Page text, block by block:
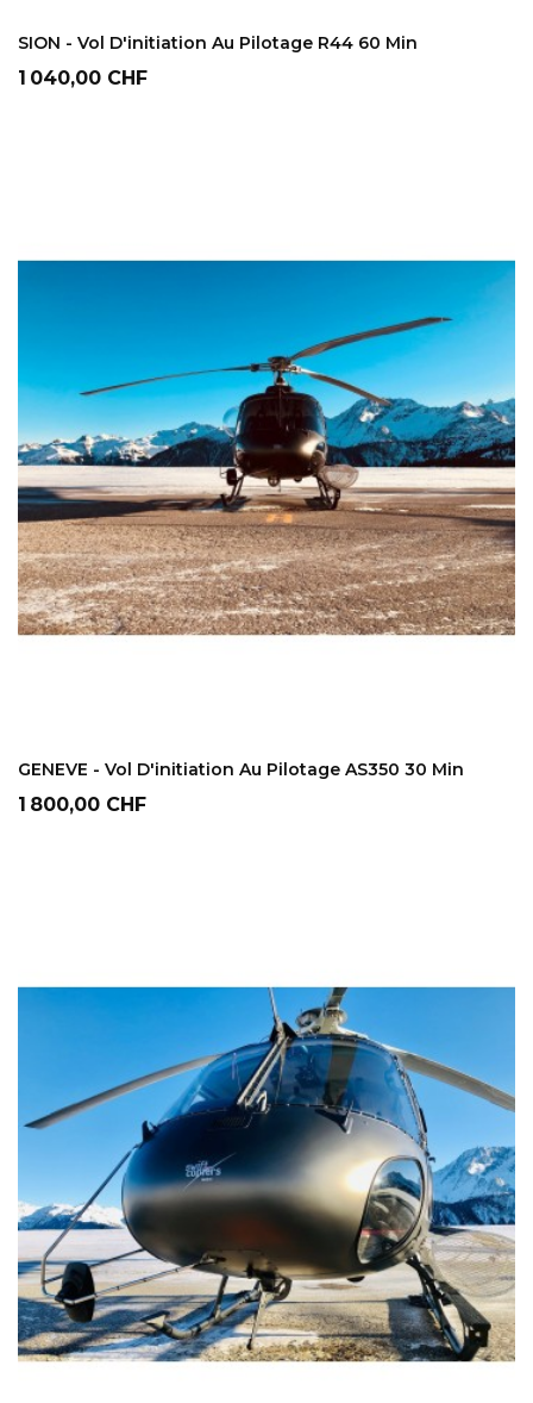
SION - Vol D'initiation Au Pilotage R44 60 Min
Prix
1 040,00 CHF
GENEVE - Vol D'initiation Au Pilotage AS350 30 Min
Prix
1 800,00 CHF